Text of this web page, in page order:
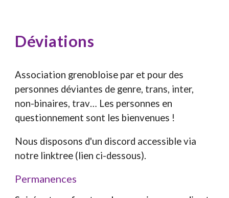
Déviations
Association grenobloise par et pour des
personnes déviantes de genre, trans, inter,
non-binaires, trav… Les personnes en
questionnement sont les bienvenues !
Nous disposons d'un discord accessible via
notre linktree (lien ci-dessous).
Permanences